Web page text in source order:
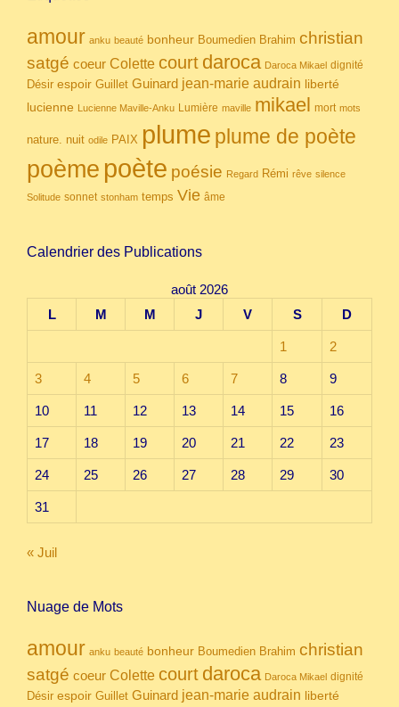
amour anku beauté bonheur Boumedien Brahim christian
satgé coeur Colette court daroca Daroca Mikael dignité
Désir espoir Guillet Guinard jean-marie audrain liberté
lucienne Lucienne Maville-Anku Lumière maville mikael mort mots
nature. nuit odile PAIX plume plume de poète
poème poète poésie Regard Rémi rêve silence
Solitude sonnet stonham temps Vie âme
Calendrier des Publications
août 2026
L
M M J V S D
1 2
3 4 5 6 7 8 9
10 11 12 13 14 15 16
17 18 19 20 21 22 23
24 25 26 27 28 29 30
31
« Juil
Nuage de Mots
amour anku beauté bonheur Boumedien Brahim christian
satgé coeur Colette court daroca Daroca Mikael dignité
Désir espoir Guillet Guinard jean-marie audrain liberté